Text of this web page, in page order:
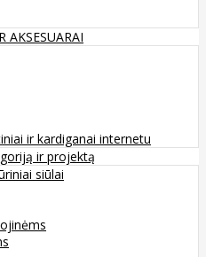
AKSESUARAI
ir kardiganai internetu
ir projektą
siūlai